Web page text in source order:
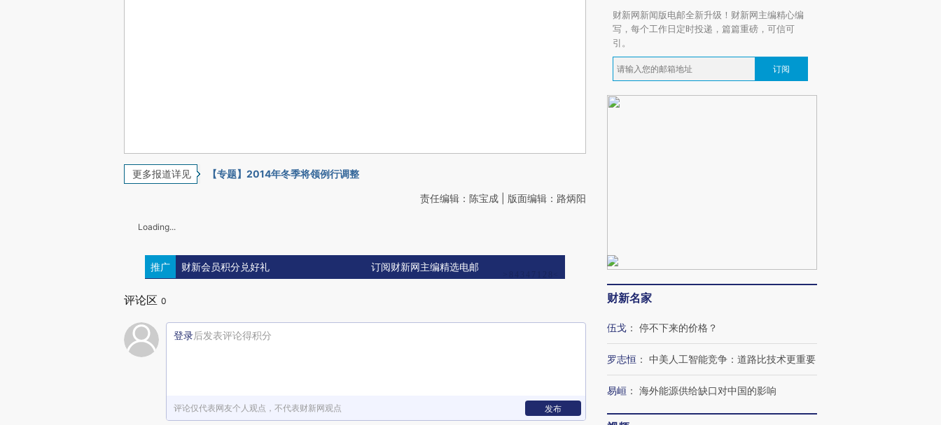
更多报道详见 【专题】2014年冬季将领例行调整
责任编辑：陈宝成 | 版面编辑：路炳阳
Loading...
推广 财新会员积分兑好礼 订阅财新网主编精选电邮
评论区 0
登录后发表评论得积分
评论仅代表网友个人观点，不代表财新网观点 发布
财新网新闻版电邮全新升级！财新网主编精心编
写，每个工作日定时投递，篇篇重磅，可信可
引。
订阅
财新名家
伍戈 ： 停不下来的价格？
罗志恒 ： 中美人工智能竞争：道路比技术更重要
易峘 ： 海外能源供给缺口对中国的影响